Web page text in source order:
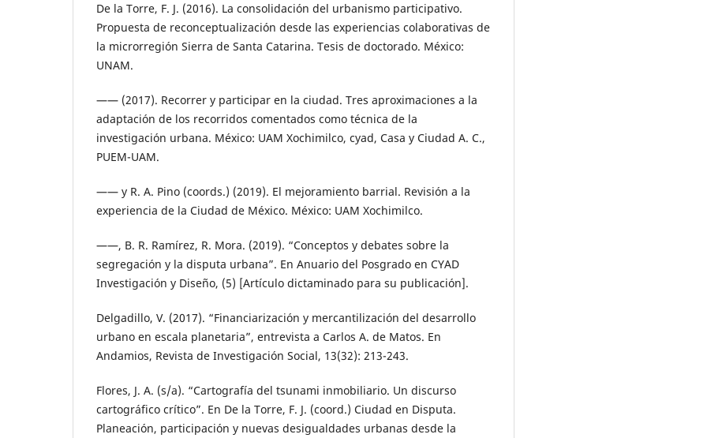
De la Torre, F. J. (2016). La consolidación del urbanismo participativo.
Propuesta de reconceptualización desde las experiencias colaborativas de
la microrregión Sierra de Santa Catarina. Tesis de doctorado. México:
UNAM.
—— (2017). Recorrer y participar en la ciudad. Tres aproximaciones a la
adaptación de los recorridos comentados como técnica de la
investigación urbana. México: UAM Xochimilco, cyad, Casa y Ciudad A. C.,
PUEM-UAM.
—— y R. A. Pino (coords.) (2019). El mejoramiento barrial. Revisión a la
experiencia de la Ciudad de México. México: UAM Xochimilco.
——, B. R. Ramírez, R. Mora. (2019). “Conceptos y debates sobre la
segregación y la disputa urbana”. En Anuario del Posgrado en CYAD
Investigación y Diseño, (5) [Artículo dictaminado para su publicación].
Delgadillo, V. (2017). “Financiarización y mercantilización del desarrollo
urbano en escala planetaria”, entrevista a Carlos A. de Matos. En
Andamios, Revista de Investigación Social, 13(32): 213-243.
Flores, J. A. (s/a). “Cartografía del tsunami inmobiliario. Un discurso
cartográfico crítico”. En De la Torre, F. J. (coord.) Ciudad en Disputa.
Planeación, participación y nuevas desigualdades urbanas desde la